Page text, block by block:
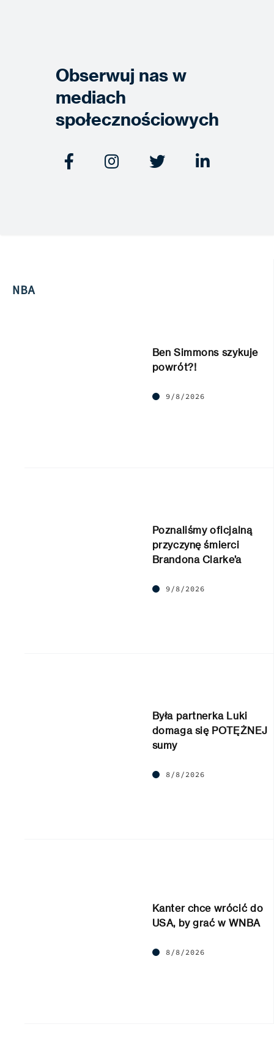
Obserwuj nas w
mediach
społecznościowych
   
NBA
Ben Simmons szykuje
powrót?!
9/8/2026
Poznaliśmy oficjalną
przyczynę śmierci
Brandona Clarke’a
9/8/2026
Była partnerka Luki
domaga się POTĘŻNEJ
sumy
8/8/2026
Kanter chce wrócić do
USA, by grać w WNBA
8/8/2026